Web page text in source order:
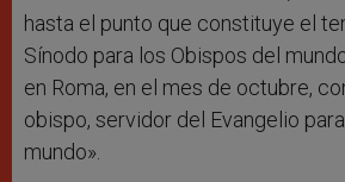
hasta el punto que constituye el
Sínodo para los Obispos del
en Roma, en el mes de octubre,
obispo, servidor del Evangelio
mundo».